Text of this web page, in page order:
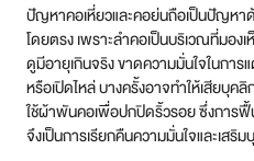
ปัญหาคอเหี่ยวและคอย่นถือเป็นปัญหา
โดยตรง เพราะลำคอเป็นบริเวณที่มอง
ดูมีอายุเกินจริง ขาดความมั่นใจในการ
หรือเปิดไหล่ บางครั้งอาจทำให้เสียบุ
ใช้ผ้าพันคอเพื่อปกปิดริ้วรอย ซึ่งการ
จึงเป็นการเรียกคืนความมั่นใจและเส